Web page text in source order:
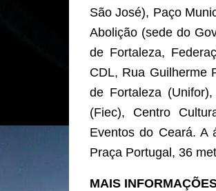
São José), Paço
Abolição (sede do
de Fortaleza,
CDL, Rua Guilherme
de Fortaleza
(Fiec), Centro
Eventos do Ceará. A
Praça Portugal, 36
MAIS